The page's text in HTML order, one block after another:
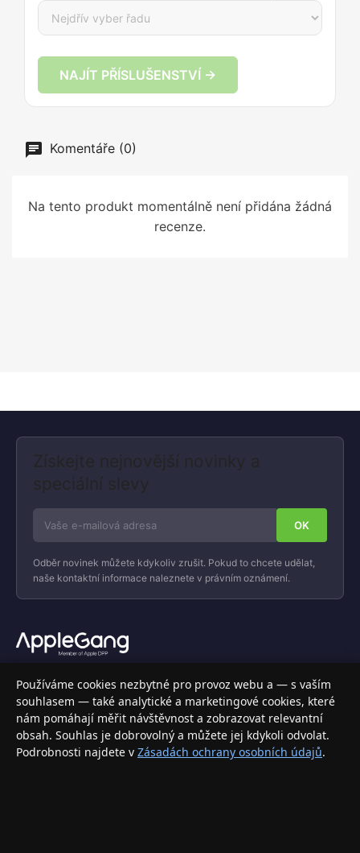
NAJÍT PŘÍSLUŠENSTVÍ →
Komentáře (0)
Na tento produkt momentálně není přidána žádná
recenze.
Získejte nejnovější novinky a
speciální slevy
Odběr novinek můžete kdykoliv zrušit. Pokud to chcete udělat,
naše kontaktní informace naleznete v právním oznámení.
Váš specializovaný obchod s Apple produkty, příslušenstvím a
elektronikou. Nakupujte bezpečně a s jistotou.
INFORMACE
Doprava a doručení
Používáme cookies nezbytné pro provoz webu a — s vaším
souhlasem — také analytické a marketingové cookies, které
nám pomáhají měřit návštěvnost a zobrazovat relevantní
obsah. Souhlas je dobrovolný a můžete jej kdykoli odvolat.
Podrobnosti najdete v Zásadách ochrany osobních údajů.